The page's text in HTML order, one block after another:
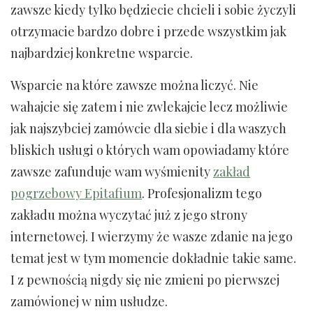
zawsze kiedy tylko będziecie chcieli i sobie życzyli
otrzymacie bardzo dobre i przede wszystkim jak
najbardziej konkretne wsparcie.
Wsparcie na które zawsze można liczyć. Nie
wahajcie się zatem i nie zwlekajcie lecz możliwie
jak najszybciej zamówcie dla siebie i dla waszych
bliskich usługi o których wam opowiadamy które
zawsze zafunduje wam wyśmienity zakład
pogrzebowy Epitafium. Profesjonalizm tego
zakładu można wyczytać już z jego strony
internetowej. I wierzymy że wasze zdanie na jego
temat jest w tym momencie dokładnie takie same.
I z pewnością nigdy się nie zmieni po pierwszej
zamówionej w nim usłudze.